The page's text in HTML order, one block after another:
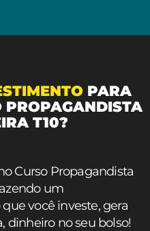
PARA
PROPAGANDISTA
T10?
Curso Propagandista
um
você investe, gera
dinheiro no seu bolso!